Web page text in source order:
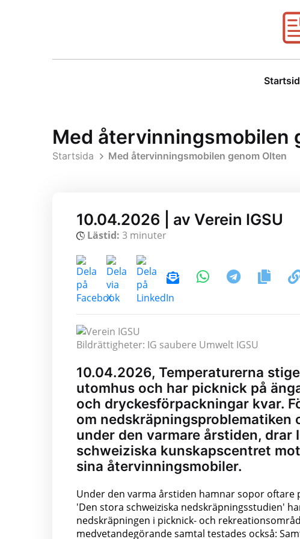
Med återvinningsmobilen
Startsida Med återvinningsmobilen genom Olten
10.04.2026 | av Verein IGSU
Lästid: 3 minuter
Bildrättigheter: IG saubere Umwelt IGSU
10.04.2026, Temperaturerna
utomhus och har picknick på
och dryckesförpackningar kvar.
om nedskräpningsproblematiken
under den varmare årstiden, drar
schweiziska kunskapscentret
sina återvinningsmobiler.
Under den varma årstiden hamnar sopor
'Den stora schweiziska nedskräpningsstudien'
nedskräpningen i picknick- och
medvetandegörande samtal testades också: